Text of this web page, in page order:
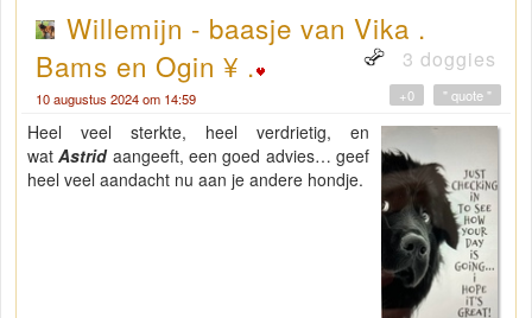
Willemijn - baasje van Vika .
Bams en Ogin ¥ .
3 doggies
10 augustus 2024 om 14:59 " quote "
+0
Heel veel sterkte, heel verdrietig, en
watAstridaangeeft, een goed advies… geef
heel veel aandacht nu aan je andere hondje.